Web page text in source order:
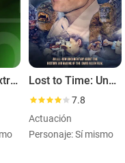
Side by Side Extra: Volume One Lost to Time: Unearthing the Primevals
7.8
Actuación
Personaje: Sí mismo